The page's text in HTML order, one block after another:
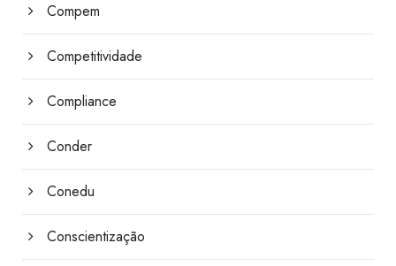
Compem
Competitividade
Compliance
Conder
Conedu
Conscientização